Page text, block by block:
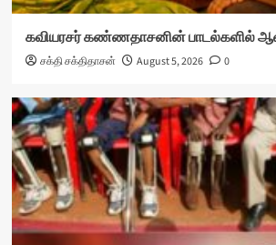
கவியரசர் கண்ணதாசனின் பாடல்களில்
சக்தி சக்திதாசன் August 5, 2026 0